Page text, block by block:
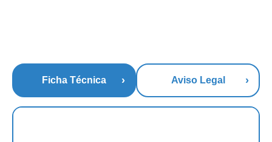
Ficha Técnica Aviso Legal